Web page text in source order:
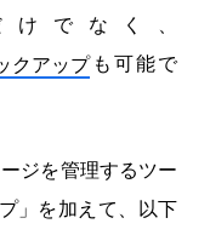
けでなく、
クアップも可能で
ジを管理するツー
」を加えて、以下